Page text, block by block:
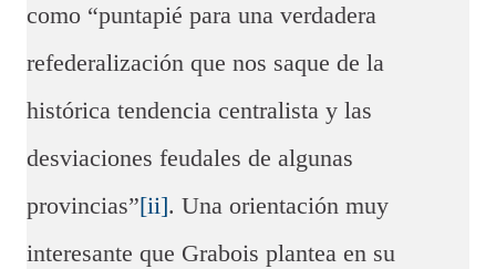
como “puntapié para una verdadera
refederalización que nos saque de la
histórica tendencia centralista y las
desviaciones feudales de algunas
provincias”[ii]. Una orientación muy
interesante que Grabois plantea en su